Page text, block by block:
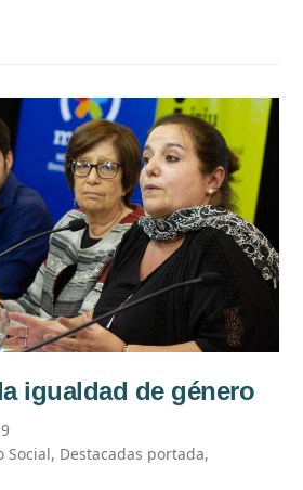
igualdad de género
Social, Destacadas portada,